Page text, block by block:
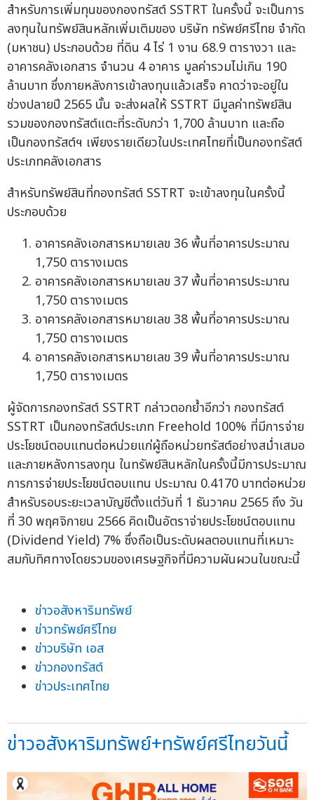
สำหรับการเพิ่มทุนของกองทรัสต์ SSTRT ในครั้งนี้ จะเป็นการ
ลงทุนในทรัพย์สินหลักเพิ่มเติมของ บริษัท ทรัพย์ศรีไทย จำกัด
(มหาชน) ประกอบด้วย ที่ดิน 4 ไร่ 1 งาน 68.9 ตารางวา และ
อาคารคลังเอกสาร จำนวน 4 อาคาร มูลค่ารวมไม่เกิน 190
ล้านบาท ซึ่งภายหลังการเข้าลงทุนแล้วเสร็จ คาดว่าจะอยู่ใน
ช่วงปลายปี 2565 นั้น จะส่งผลให้ SSTRT มีมูลค่าทรัพย์สิน
รวมของกองทรัสต์แตะที่ระดับกว่า 1,700 ล้านบาท และถือ
เป็นกองทรัสต์ฯ เพียงรายเดียวในประเทศไทยที่เป็นกองทรัสต์
ประเภทคลังเอกสาร
สำหรับทรัพย์สินที่กองทรัสต์ SSTRT จะเข้าลงทุนในครั้งนี้
ประกอบด้วย
อาคารคลังเอกสารหมายเลข 36 พื้นที่อาคารประมาณ
1,750 ตารางเมตร
อาคารคลังเอกสารหมายเลข 37 พื้นที่อาคารประมาณ
1,750 ตารางเมตร
อาคารคลังเอกสารหมายเลข 38 พื้นที่อาคารประมาณ
1,750 ตารางเมตร
อาคารคลังเอกสารหมายเลข 39 พื้นที่อาคารประมาณ
1,750 ตารางเมตร
ผู้จัดการกองทรัสต์ SSTRT กล่าวตอกย้ำอีกว่า กองทรัสต์
SSTRT เป็นกองทรัสต์ประเภท Freehold 100% ที่มีการจ่าย
ประโยชน์ตอบแทนต่อหน่วยแก่ผู้ถือหน่วยทรัสต์อย่างสม่ำเสมอ
และภายหลังการลงทุน ในทรัพย์สินหลักในครั้งนี้มีการประมาณ
การการจ่ายประโยชน์ตอบแทน ประมาณ 0.4170 บาทต่อหน่วย
สำหรับรอบระยะเวลาบัญชีตั้งแต่วันที่ 1 ธันวาคม 2565 ถึง วัน
ที่ 30 พฤศจิกายน 2566 คิดเป็นอัตราจ่ายประโยชน์ตอบแทน
(Dividend Yield) 7% ซึ่งถือเป็นระดับผลตอบแทนที่เหมาะ
สมกับทิศทางโดยรวมของเศรษฐกิจที่มีความผันผวนในขณะนี้
ข่าวอสังหาริมทรัพย์
ข่าวทรัพย์ศรีไทย
ข่าวบริษัท เอส
ข่าวกองทรัสต์
ข่าวประเทศไทย
ข่าวอสังหาริมทรัพย์+ทรัพย์ศรีไทยวันนี้